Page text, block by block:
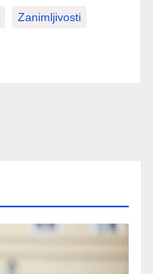
Zanimljivosti